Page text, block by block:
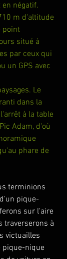
négatif.
m d'altitude
point
situé à
par ceux qui
un GPS avec
Le
dans la
à la table
Adam, d'où
phare de
terminions
pique-
sur l'aire
traverserons à
victuailles
pique-nique